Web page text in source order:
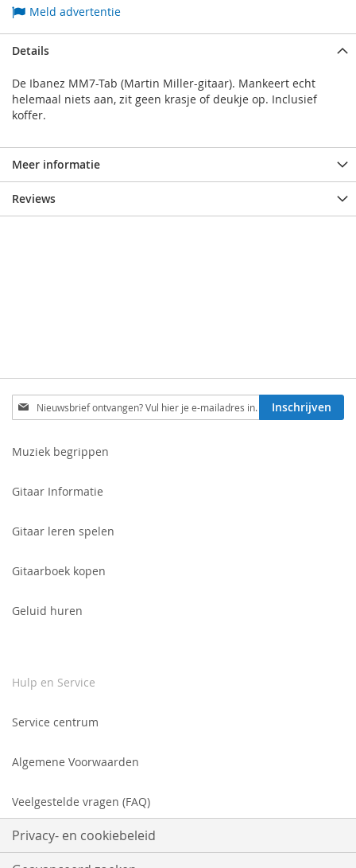
Meld advertentie
Details
De Ibanez MM7-Tab (Martin Miller-gitaar). Mankeert echt
helemaal niets aan, zit geen krasje of deukje op. Inclusief
koffer.
Meer informatie
Reviews
Schrijf
je
voor
Inschrijven
Muziek begrippen
Gitaar Informatie
Gitaar leren spelen
Gitaarboek kopen
Geluid huren
Hulp en Service
Service centrum
Algemene Voorwaarden
Veelgestelde vragen (FAQ)
Privacy- en cookiebeleid